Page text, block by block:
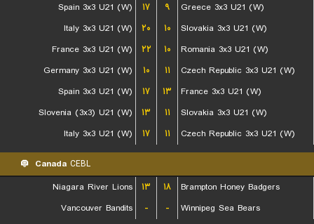
Spain 3x3 U21 (W)
۱۷ ۹
Greece 3x3 U21 (W)
Italy 3x3 U21 (W)
۲۰ ۱۰
Slovakia 3x3 U21 (W)
France 3x3 U21 (W)
۲۲ ۱۰
Romania 3x3 U21 (W)
Germany 3x3 U21 (W)
۱۰ ۱۱
Czech Republic 3x3 U21 (W)
Spain 3x3 U21 (W)
۱۷ ۱۳
France 3x3 U21 (W)
Slovenia (3x3) U21 (W)
۱۳ ۱۱
Slovakia 3x3 U21 (W)
Italy 3x3 U21 (W)
۱۷ ۱۱ Czech Republic 3x3 U21 (W)
Canada CEBL
Niagara River Lions
۱۳ ۱۸
Brampton Honey Badgers
Vancouver Bandits
- - Winnipeg Sea Bears